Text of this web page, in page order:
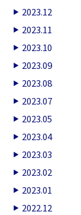
2023.12
2023.11
2023.10
2023.09
2023.08
2023.07
2023.05
2023.04
2023.03
2023.02
2023.01
2022.12